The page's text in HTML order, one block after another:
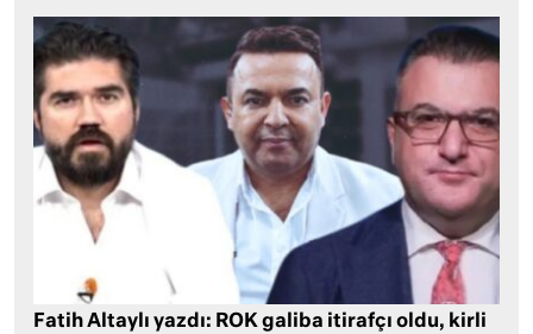
Fatih Altaylı yazdı: ROK galiba itirafçı oldu, kirli